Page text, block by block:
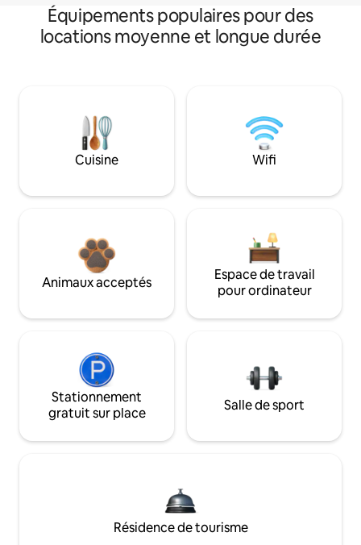
Équipements populaires pour des
locations moyenne et longue durée
Cuisine Wifi
Animaux acceptés
Espace de travail
pour ordinateur
Stationnement
gratuit sur place
Salle de sport
Résidence de tourisme